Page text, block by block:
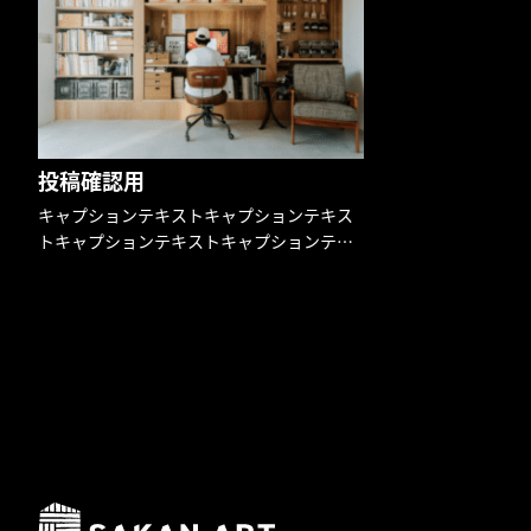
投稿確認用
キャプションテキストキャプションテキス
トキャプションテキストキャプションテキ